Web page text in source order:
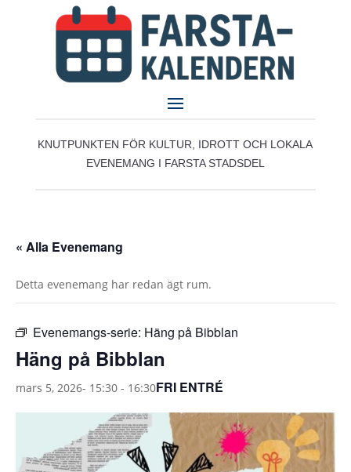
KNUTPUNKTEN FÖR KULTUR, IDROTT OCH LOKALA
EVENEMANG I FARSTA STADSDEL
« Alla Evenemang
Detta evenemang har redan ägt rum.
Evenemangs-serie: Häng på Bibblan
Häng på Bibblan
mars 5, 2026- 15:30 - 16:30FRI ENTRÉ